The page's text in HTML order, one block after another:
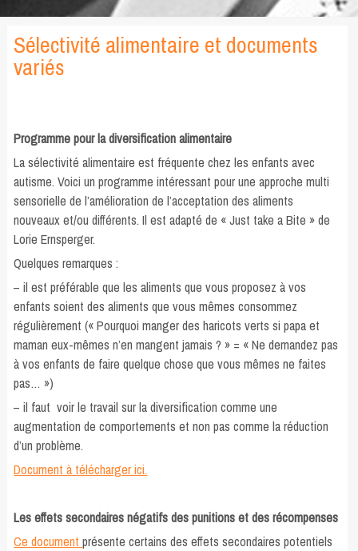
Sélectivité alimentaire et documents
variés
Programme pour la diversification alimentaire
La sélectivité alimentaire est fréquente chez les enfants avec
autisme. Voici un programme intéressant pour une approche multi
sensorielle de l’amélioration de l’acceptation des aliments
nouveaux et/ou différents. Il est adapté de « Just take a Bite » de
Lorie Ernsperger.
Quelques remarques :
– il est préférable que les aliments que vous proposez à vos
enfants soient des aliments que vous mêmes consommez
régulièrement (« Pourquoi manger des haricots verts si papa et
maman eux-mêmes n’en mangent jamais ? » = « Ne demandez pas
à vos enfants de faire quelque chose que vous mêmes ne faites
pas… »)
– il faut voir le travail sur la diversification comme une
augmentation de comportements et non pas comme la réduction
d’un problème.
Document à télécharger ici.
Les effets secondaires négatifs des punitions et des récompenses
Ce documentprésente certains des effets secondaires potentiels